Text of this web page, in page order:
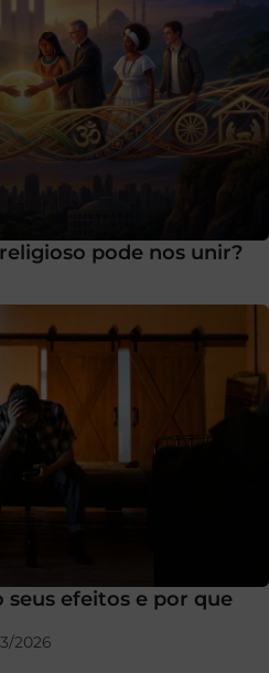
pode nos unir?
seus efeitos e por que
2026